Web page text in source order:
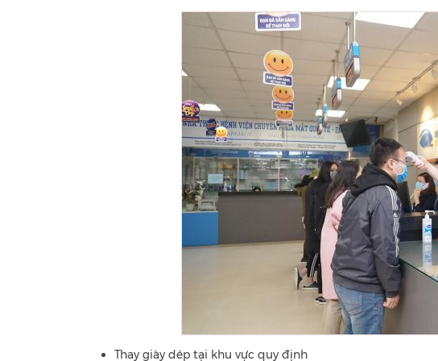
Thay giày dép tại khu vực quy định